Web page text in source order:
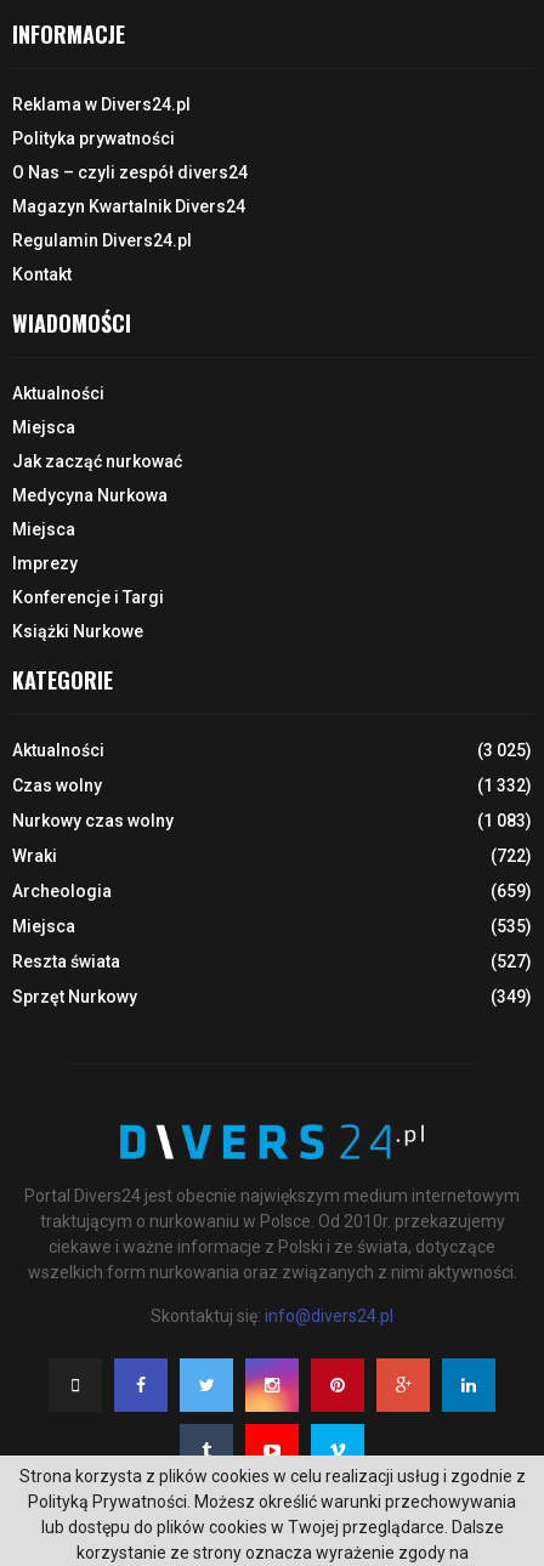
INFORMACJE
Reklama w Divers24.pl
Polityka prywatności
O Nas – czyli zespół divers24
Magazyn Kwartalnik Divers24
Regulamin Divers24.pl
Kontakt
WIADOMOŚCI
Aktualności
Miejsca
Jak zacząć nurkować
Medycyna Nurkowa
Miejsca
Imprezy
Konferencje i Targi
Książki Nurkowe
KATEGORIE
Aktualności
(3 025)
Czas wolny
(1 332)
Nurkowy czas wolny
(1 083)
Wraki
(722)
Archeologia
(659)
Miejsca
(535)
Reszta świata
(527)
Sprzęt Nurkowy
(349)
Portal Divers24 jest obecnie największym medium internetowym
traktującym o nurkowaniu w Polsce. Od 2010r. przekazujemy
ciekawe i ważne informacje z Polski i ze świata, dotyczące
wszelkich form nurkowania oraz związanych z nimi aktywności.
Skontaktuj się: info@divers24.pl
@2020 - underwatermedia.pl. All Right Reserved. Designed and Developed by
Strona korzysta z plików cookies w celu realizacji usług i zgodnie z
Polityką Prywatności. Możesz określić warunki przechowywania
lub dostępu do plików cookies w Twojej przeglądarce. Dalsze
korzystanie ze strony oznacza wyrażenie zgody na